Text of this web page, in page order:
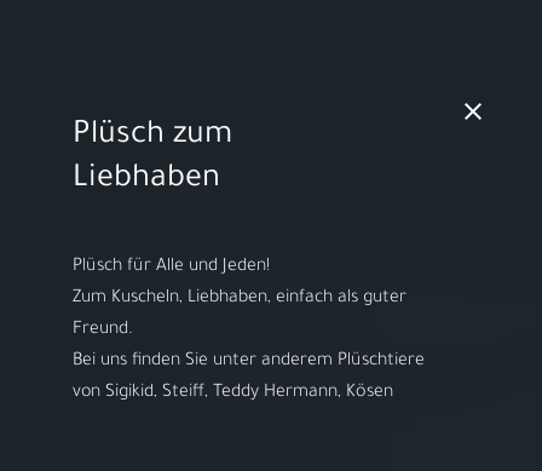
MO - FR 10:00 - 18:00h | SA 10:00 - 14:00h
Herzlich willkommen bei
ARS LUDI
Plüsch zum
Liebhaben
Plüsch für Alle und Jeden!
Zum Kuscheln, Liebhaben, einfach als guter
Freund.
Bei uns finden Sie unter anderem Plüschtiere
von Sigikid, Steiff, Teddy Hermann, Kösen